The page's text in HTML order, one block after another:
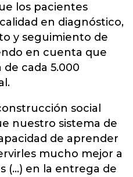
los pacientes
en diagnóstico,
y seguimiento de
en cuenta que
cada 5.000
social
nuestro sistema de
de aprender
mucho mejor a
(...) en la entrega de